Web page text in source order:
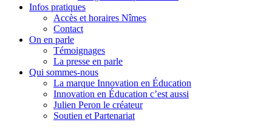
Infos pratiques
Accès et horaires Nîmes
Contact
On en parle
Témoignages
La presse en parle
Qui sommes-nous
La marque Innovation en Éducation
Innovation en Éducation c’est aussi
Julien Peron le créateur
Soutien et Partenariat